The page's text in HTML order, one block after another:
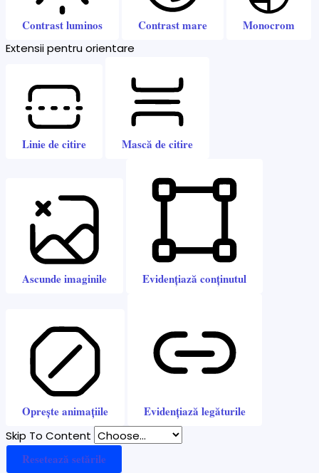
Contrast luminos Contrast mare Monocrom
Extensii pentru orientare
Linie de citire Mască de citire
Ascunde imaginile Evidențiază conținutul
Oprește animațiile Evidențiază legăturile
Skip To Content
Resetează setările